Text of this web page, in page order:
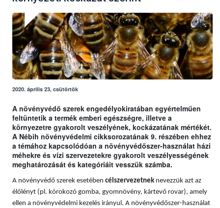
2020. április 23, csütörtök
A növényvédő szerek engedélyokiratában egyértelműen
feltüntetik a termék emberi egészségre, illetve a
környezetre gyakorolt veszélyének, kockázatának mértékét.
A Nébih növényvédelmi cikksorozatának 9. részében ehhez
a témához kapcsolódóan a növényvédőszer-használat házi
méhekre és vízi szervezetekre gyakorolt veszélyességének
meghatározását és kategóriáit vesszük számba.
A növényvédő szerek esetében célszervezetnek nevezzük azt az
élőlényt (pl. kórokozó gomba, gyomnövény, kártevő rovar), amely
ellen a növényvédelmi kezelés irányul. A növényvédőszer-használat